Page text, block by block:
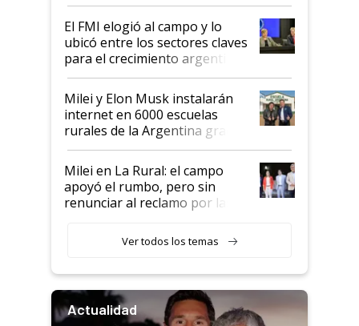
de Milei
El FMI elogió al campo y lo
ubicó entre los sectores claves
para el crecimiento argentino
Milei y Elon Musk instalarán
internet en 6000 escuelas
rurales de la Argentina gracias
a un acuerdo con Starlink
Milei en La Rural: el campo
apoyó el rumbo, pero sin
renunciar al reclamo por las
Ver todos los temas
Actualidad